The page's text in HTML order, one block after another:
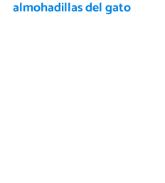
almohadillas del gato